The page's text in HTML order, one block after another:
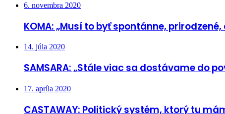
6. novembra 2020
KOMA: „Musí to byť spontánne,
14. júla 2020
SAMSARA: „Stále viac sa dostávame do
17. apríla 2020
CASTAWAY: Politický systém, ktorý tu